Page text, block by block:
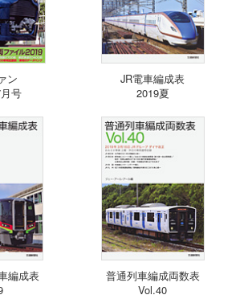
ン
号
JR電車編成表
2019夏
編成表
普通列車編成両数表
Vol.40